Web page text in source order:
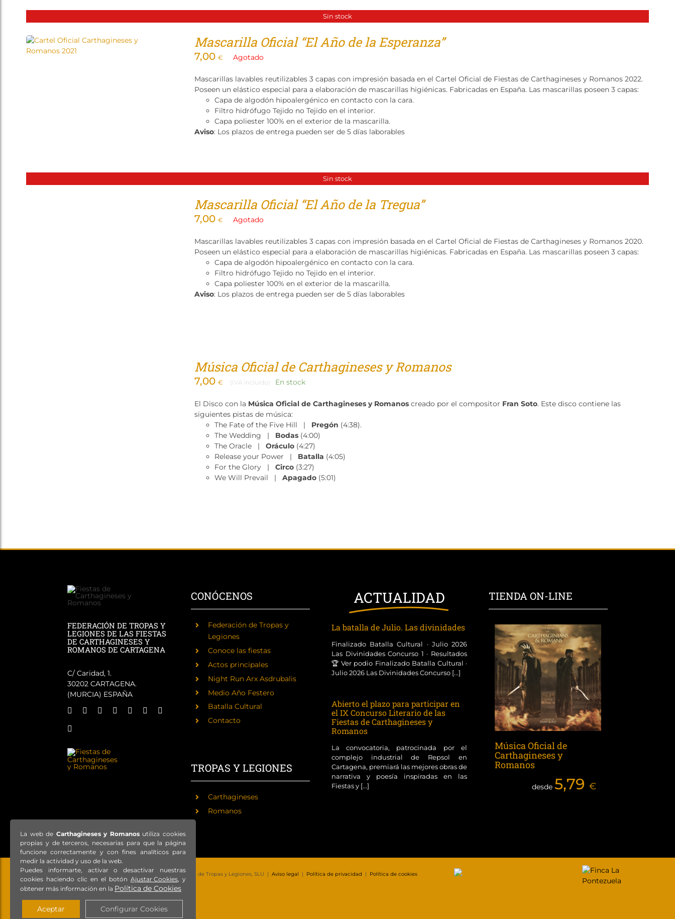
Sin stock
Mascarilla Oficial “El Año de la Esperanza”
7,00 € Agotado
Mascarillas lavables reutilizables 3 capas con impresión basada en el Cartel Oficial de Fiestas de Carthagineses y Romanos 2022.
Poseen un elástico especial para a elaboración de mascarillas higiénicas. Fabricadas en España. Las mascarillas poseen 3 capas:
Capa de algodón hipoalergénico en contacto con la cara.
Filtro hidrófugo Tejido no Tejido en el interior.
Capa poliester 100% en el exterior de la mascarilla.
Aviso: Los plazos de entrega pueden ser de 5 días laborables
Sin stock
Mascarilla Oficial “El Año de la Tregua”
7,00 € Agotado
Mascarillas lavables reutilizables 3 capas con impresión basada en el Cartel Oficial de Fiestas de Carthagineses y Romanos 2020.
Poseen un elástico especial para a elaboración de mascarillas higiénicas. Fabricadas en España. Las mascarillas poseen 3 capas:
Capa de algodón hipoalergénico en contacto con la cara.
Filtro hidrófugo Tejido no Tejido en el interior.
Capa poliester 100% en el exterior de la mascarilla.
Aviso: Los plazos de entrega pueden ser de 5 días laborables
Música Oficial de Carthagineses y Romanos
7,00 € (IVA incluido) En stock
El Disco con la Música Oficial de Carthagineses y Romanoscreado por el compositor Fran Soto. Este disco contiene las
siguientes pistas de música:
The Fate of the Five Hill | Pregón (4:38).
The Wedding | Bodas(4:00)
The Oracle | Oráculo(4:27)
Release your Power | Batalla (4:05)
For the Glory | Circo(3:27)
We Will Prevail | Apagado(5:01)
FEDERACIÓN DE TROPAS Y
LEGIONES DE LAS FIESTAS
DE CARTHAGINESES Y
ROMANOS DE CARTAGENA
C/ Caridad, 1.
30202 CARTAGENA.
(MURCIA) ESPAÑA
CONÓCENOS
Federación de Tropas y
Legiones
Conoce las fiestas
Actos principales
Night Run Arx Asdrubalis
Medio Año Festero
Batalla Cultural
Contacto
TROPAS Y LEGIONES
Carthagineses
Romanos
ACTUALIDAD
La batalla de Julio. Las divinidades
Finalizado Batalla Cultural · Julio 2026
Las Divinidades Concurso 1 · Resultados
🏆 Ver podio Finalizado Batalla Cultural ·
Julio 2026 Las Divinidades Concurso [...]
Abierto el plazo para participar en
el IX Concurso Literario de las
Fiestas de Carthagineses y
Romanos
La convocatoria, patrocinada por el
complejo industrial de Repsol en
Cartagena, premiará las mejores obras de
narrativa y poesía inspiradas en las
Fiestas y [...]
TIENDA ON-LINE
Música Oficial de
Carthagineses y
Romanos
desde5,79€
© Copyright 2021 – Todos los derechos reservados – Federación de Tropas y Legiones, SLU | Aviso legal | Política de privacidad | Política de cookies
La web de Carthagineses y Romanosutiliza cookies
propias y de terceros, necesarias para que la página
funcione correctamente y con fines analíticos para
medir la actividad y uso de la web.
Puedes informarte, activar o desactivar nuestras
cookies haciendo clic en el botón Ajustar Cookies, y
obtener más información en la Política de Cookies
Aceptar Configurar Cookies